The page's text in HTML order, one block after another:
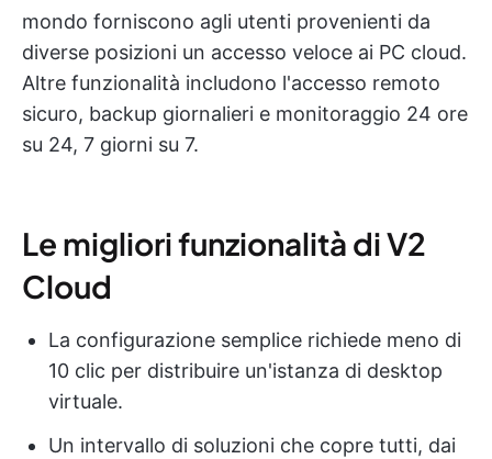
mondo forniscono agli utenti provenienti da
diverse posizioni un accesso veloce ai PC cloud.
Altre funzionalità includono l'accesso remoto
sicuro, backup giornalieri e monitoraggio 24 ore
su 24, 7 giorni su 7.
Le migliori funzionalità di V2
Cloud
La configurazione semplice richiede meno di
10 clic per distribuire un'istanza di desktop
virtuale.
Un intervallo di soluzioni che copre tutti, dai